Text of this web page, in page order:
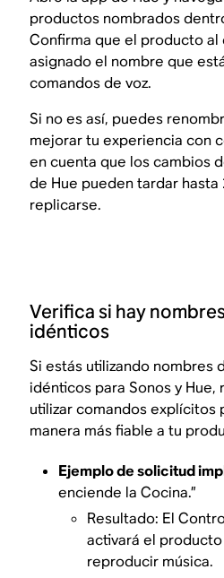
productos nombrados
Confirma que el producto
asignado el nombre que
comandos de voz.
Si no es así, puedes
mejorar tu experiencia con
en cuenta que los cambios
de Hue pueden tardar hasta
replicarse.
Verifica si hay
idénticos
Si estás utilizando nombres
idénticos para Sonos y Hue,
utilizar comandos explícitos
manera más fiable a tu
Ejemplo de solicitud
enciende la Cocina.”
Resultado: El
activará el
reproducir música.